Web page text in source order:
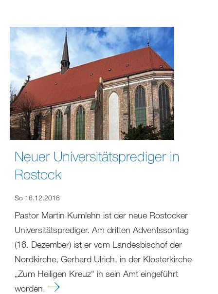
Neuer Universitätsprediger in
Rostock
So 16.12.2018
Pastor Martin Kumlehn ist der neue Rostocker
Universitätsprediger. Am dritten Adventssontag
(16. Dezember) ist er vom Landesbischof der
Nordkirche, Gerhard Ulrich, in der Klosterkirche
„Zum Heiligen Kreuz“ in sein Amt eingeführt
worden.